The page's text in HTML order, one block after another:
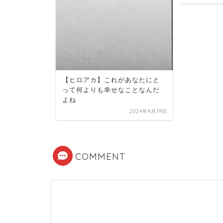
【ヒロアカ】これがあなたにと
って何よりも幸せなことなんだ
よね
2024年4月19日
COMMENT